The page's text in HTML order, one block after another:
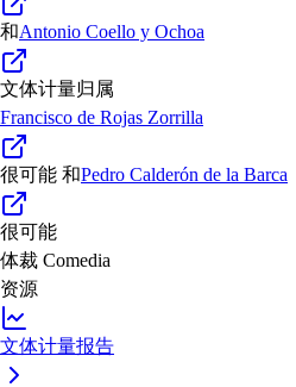
和Antonio Coello y Ochoa
文体计量归属
Francisco de Rojas Zorrilla
很可能 和Pedro Calderón de la Barca
很可能
体裁 Comedia
资源
文体计量报告